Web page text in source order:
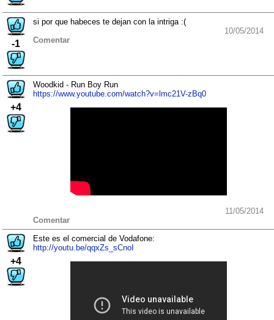
-1
si por que habeces te dejan con la intriga :(
10/05/2014
Comentar
+4
Woodkid - Run Boy Run
https://www.youtube.com/watch?v=lmc21V-zBq0
11/05/2014
Comentar
+4
Este es el comercial de Vodafone:
http://youtu.be/qqxZs_sCnoI